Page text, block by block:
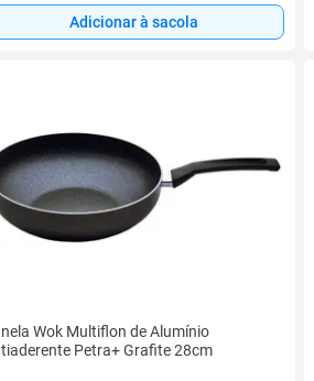
Adicionar à sacola
Wok Multiflon de Alumínio
Petra+ Grafite 28cm